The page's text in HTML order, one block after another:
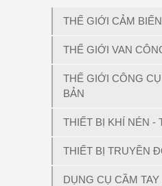
THẾ GIỚI CẢM
THẾ GIỚI VAN
THẾ GIỚI CÔNG
BẢN
THIẾT BỊ KHÍ NÉN -
THIẾT BỊ TRUYỀN
DỤNG CỤ CẦM